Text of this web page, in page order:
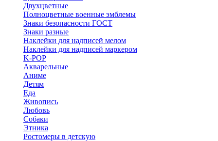
Двухцветные
Полноцветные военные эмблемы
Знаки безопасности ГОСТ
Знаки разные
Наклейки для надписей мелом
Наклейки для надписей маркером
K-POP
Акварельные
Аниме
Детям
Еда
Живопись
Любовь
Собаки
Этника
Ростомеры в детскую